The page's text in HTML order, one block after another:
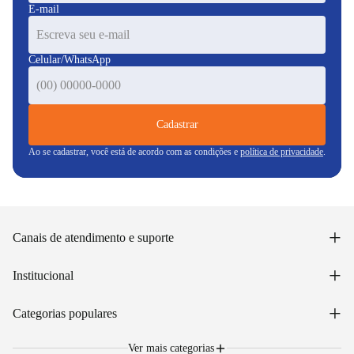
E-mail
Celular/WhatsApp
Cadastrar
Ao se cadastrar, você está de acordo com as condições e política de privacidade.
Canais de atendimento e suporte +
Acompanhar pedido
Email: sac@lojasunilar.com.br
Institucional +
Política de entregas
Portal de Vagas
Categorias populares +
Ver mais categorias